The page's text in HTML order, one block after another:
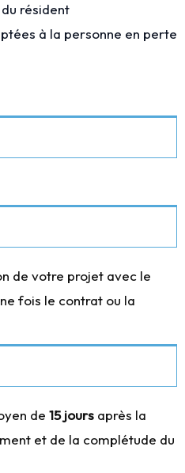
résident
à la personne en perte
de votre projet avec le
fois le contrat ou la
de 15 jours après la
et de la complétude du